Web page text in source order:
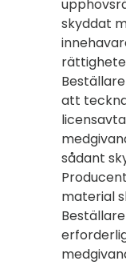
skyddat
att
sådant
material